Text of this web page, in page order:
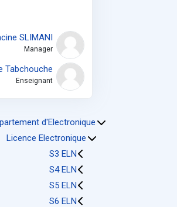
SLIMANI
Manager
Tabchouche
Enseignant
d'Electronique
Licence Electronique
S3 ELN
S4 ELN
S5 ELN
S6 ELN